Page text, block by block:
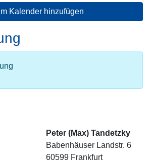
Kalender hinzufügen
Peter (Max) Tandetzky
Babenhäuser Landstr. 6
60599 Frankfurt